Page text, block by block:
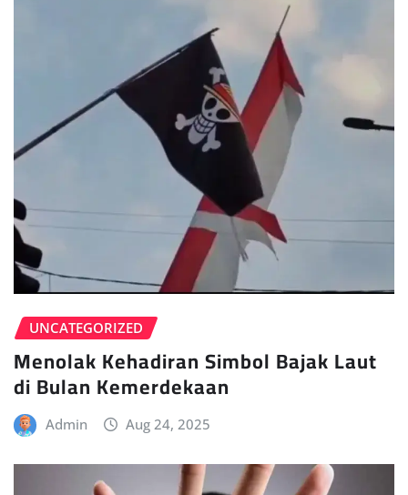
UNCATEGORIZED
Menolak Kehadiran Simbol Bajak Laut
di Bulan Kemerdekaan
Admin Aug 24, 2025